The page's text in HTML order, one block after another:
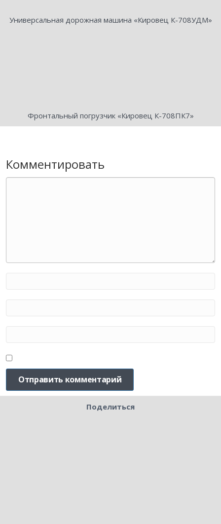
Универсальная дорожная машина «Кировец К-708УДМ»
Фронтальный погрузчик «Кировец К-708ПК7»
Комментировать
Поделиться